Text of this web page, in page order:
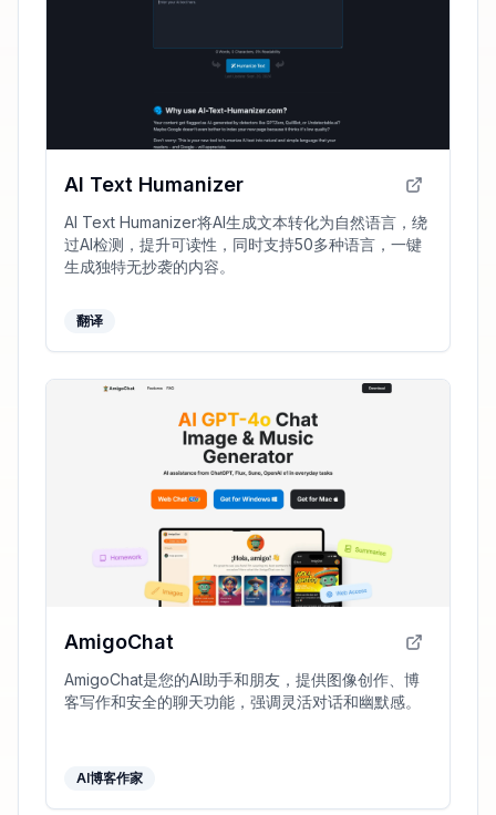
AI Text Humanizer
AI Text Humanizer将AI生成文本转化为自然语言，绕
过AI检测，提升可读性，同时支持50多种语言，一键
生成独特无抄袭的内容。
翻译
AmigoChat
AmigoChat是您的AI助手和朋友，提供图像创作、博
客写作和安全的聊天功能，强调灵活对话和幽默感。
AI博客作家